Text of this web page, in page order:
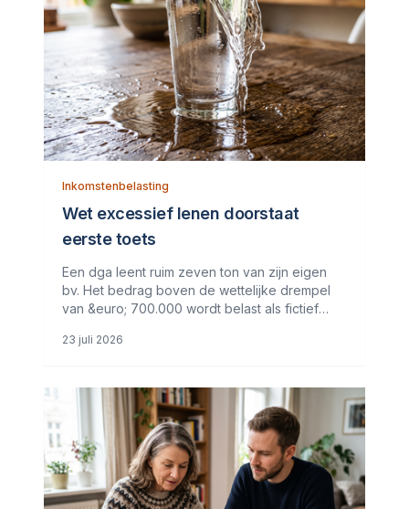
Inkomstenbelasting
Wet excessief lenen doorstaat
eerste toets
Een dga leent ruim zeven ton van zijn eigen
bv. Het bedrag boven de wettelijke drempel
van &euro; 700.000 wordt belast als fictief
het Europese eigendomsrecht en het
23 juli 2026